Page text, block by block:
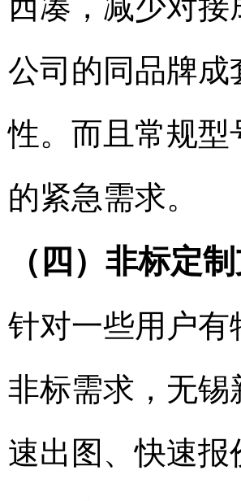
公司的同品牌
性。而且常规
的紧急需求。
（四）非标定
针对一些用户
非标需求，无锡
速出图、快速